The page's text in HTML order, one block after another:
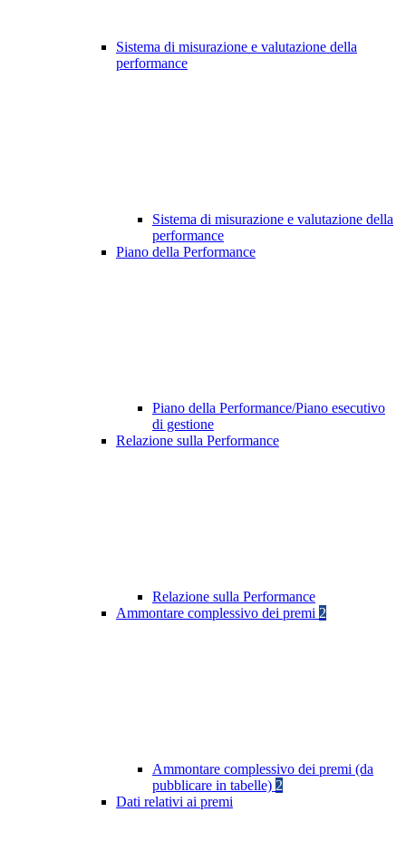
Sistema di misurazione e valutazione della
performance
Sistema di misurazione e valutazione della
performance
Piano della Performance
Piano della Performance/Piano esecutivo
di gestione
Relazione sulla Performance
Relazione sulla Performance
Ammontare complessivo dei premi 2
Ammontare complessivo dei premi (da
pubblicare in tabelle) 2
Dati relativi ai premi